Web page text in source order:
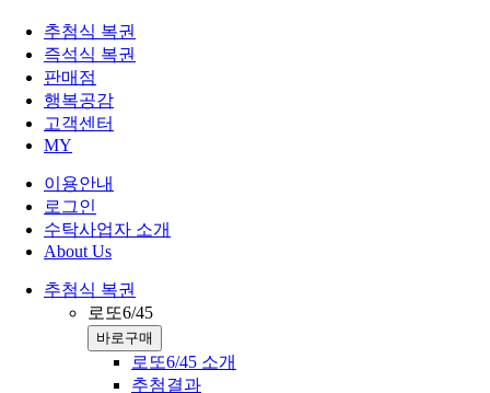
추첨식 복권
즉석식 복권
판매점
행복공감
고객센터
MY
이용안내
로그인
수탁사업자 소개
About Us
추첨식 복권
로또6/45
바로구매
로또6/45 소개
추첨결과